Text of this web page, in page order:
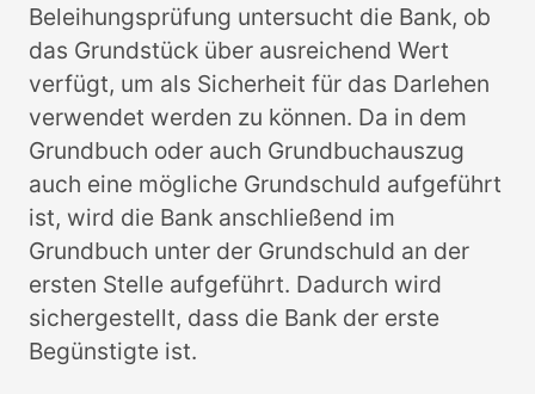
Beleihungsprüfung untersucht die Bank, ob
das Grundstück über ausreichend Wert
verfügt, um als Sicherheit für das Darlehen
verwendet werden zu können. Da in dem
Grundbuch oder auch Grundbuchauszug
auch eine mögliche Grundschuld aufgeführt
ist, wird die Bank anschließend im
Grundbuch unter der Grundschuld an der
ersten Stelle aufgeführt. Dadurch wird
sichergestellt, dass die Bank der erste
Begünstigte ist.